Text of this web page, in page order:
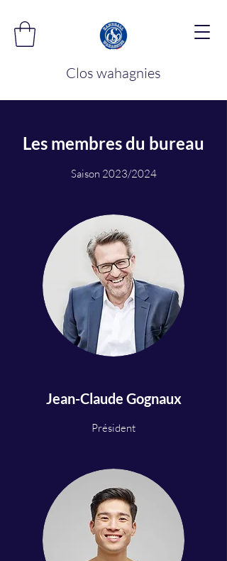
Clos wahagnies
Les membres du bureau
Saison 2023/2024
Jean-Claude Gognaux
Président